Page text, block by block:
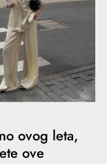
ovog leta,
ove